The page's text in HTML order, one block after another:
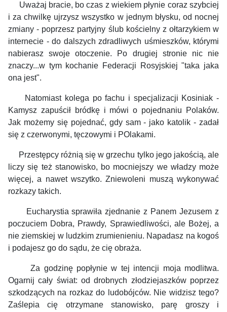
Uważaj bracie, bo czas z wiekiem płynie coraz szybciej
i za chwilkę ujrzysz wszystko w jednym błysku, od nocnej
zmiany - poprzesz partyjny ślub kościelny z ołtarzykiem w
internecie - do dalszych zdradliwych uśmieszków, którymi
nabierasz swoje otoczenie. Po drugiej stronie nic nie
znaczy...w tym kochanie Federacji Rosyjskiej "taka jaka
ona jest".
Natomiast kolega po fachu i specjalizacji Kosiniak -
Kamysz zapuścił bródkę i mówi o pojednaniu Polaków.
Jak możemy się pojednać, gdy sam - jako katolik - zadał
się z czerwonymi, tęczowymi i POlakami.
Przestępcy różnią się w grzechu tylko jego jakością, ale
liczy się też stanowisko, bo mocniejszy we władzy może
więcej, a nawet wszytko. Zniewoleni muszą wykonywać
rozkazy takich.
Eucharystia sprawiła zjednanie z Panem Jezusem z
poczuciem Dobra, Prawdy, Sprawiedliwości, ale Bożej, a
nie ziemskiej w ludzkim zrumienieniu. Napadasz na kogoś
i podajesz go do sądu, że cię obraża.
Za godzinę popłynie w tej intencji moja modlitwa.
Ogarnij cały świat: od drobnych złodziejaszków poprzez
szkodzących na rozkaz do ludobójców. Nie widzisz tego?
Zaślepia cię otrzymane stanowisko, parę groszy i